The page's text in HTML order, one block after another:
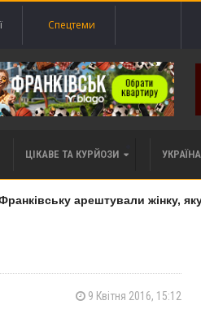
Спецтеми
ЦІКАВЕ ТА КУРЙОЗИ
арештували жінку, яку
9 Квітня 2016, 15:12